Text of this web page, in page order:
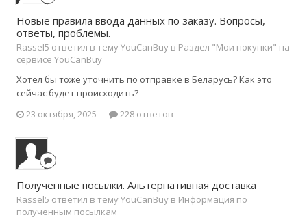
Новые правила ввода данных по заказу. Вопросы,
ответы, проблемы.
Rassel5 ответил в тему YouCanBuy в Раздел "Мои покупки" на
сервисе YouCanBuy
Хотел бы тоже уточнить по отправке в Беларусь? Как это
сейчас будет происходить?
23 октября, 2025
228 ответов
Полученные посылки. Альтернативная доставка
Rassel5 ответил в тему YouCanBuy в Информация по
полученным посылкам